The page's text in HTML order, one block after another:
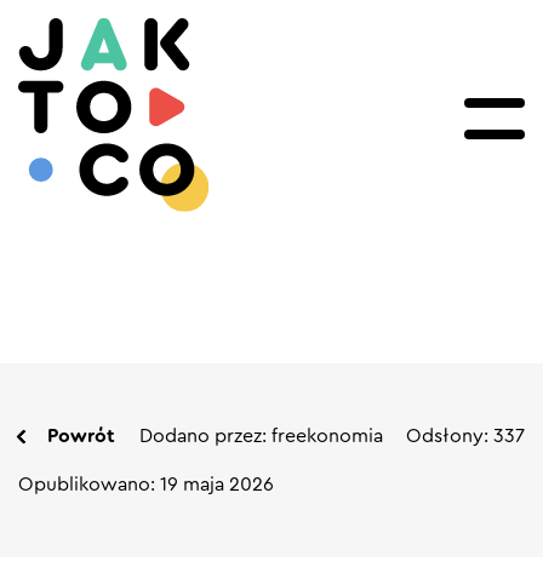
Powrót Dodano przez: freekonomia Odsłony: 337
Opublikowano: 19 maja 2026